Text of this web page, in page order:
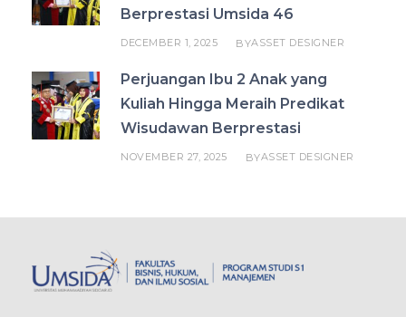
Berprestasi Umsida 46
DECEMBER 1, 2025 BYASSET DESIGNER
Perjuangan Ibu 2 Anak yang
Kuliah Hingga Meraih Predikat
Wisudawan Berprestasi
NOVEMBER 27, 2025 BYASSET DESIGNER